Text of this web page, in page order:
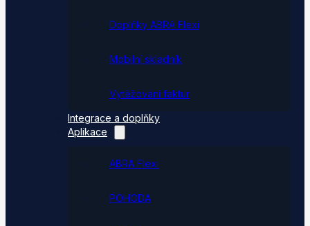
Doplňky ABRA Flexi
Mobilní skladník
Vytěžování faktur
Integrace a doplňky
Aplikace
ABRA Flexi
POHODA